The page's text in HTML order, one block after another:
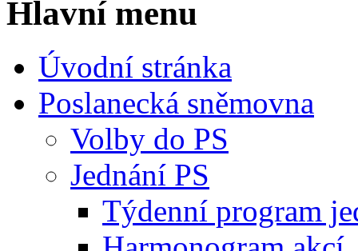
Hlavní menu
Úvodní stránka
Poslanecká sněmovna
Volby do PS
Jednání PS
Týdenní program